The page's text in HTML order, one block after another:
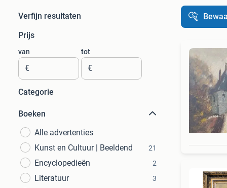
Verfijn resultaten
Prijs
van
€
tot
€
Categorie
Boeken
Alle advertenties
Kunst en Cultuur | Beeldend
21
Encyclopedieën 2
Literatuur 3